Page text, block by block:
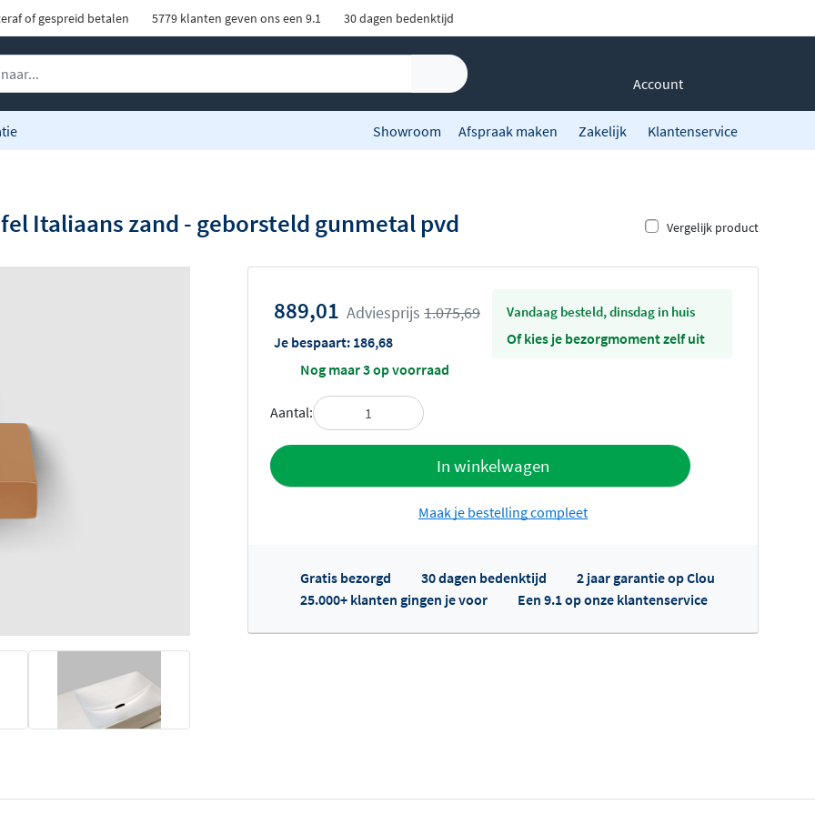
of gespreid betalen 5779 klanten geven ons een 9.1 30 dagen bedenktijd
Account
Showroom Afspraak maken Zakelijk Klantenservice
Italiaans zand - geborsteld gunmetal pvd Vergelijk product
889,01 Adviesprijs 1.075,69
Je bespaart: 186,68
vandaag besteld, dinsdag in huis
Of kies je bezorgmoment zelf uit
Nog maar 3 op voorraad
Aantal:
In winkelwagen
Toevoegen aan offerte
Offertes ophalen...
Maak je bestelling compleet
Gratis bezorgd 30 dagen bedenktijd
2 jaar garantie op Clou
25.000+ klanten gingen je voor
Een 9.1 op onze klantenservice